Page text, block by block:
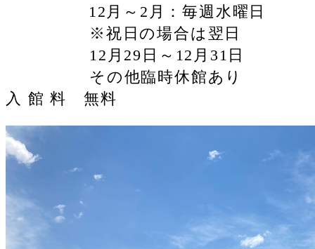
12月～2月：毎週水曜日
※祝日の場合は翌日
12月29日～12月31日
その他臨時休館あり
入 館 料 無料